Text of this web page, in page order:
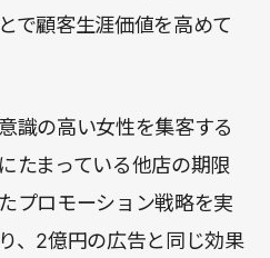
で顧客生涯価値を高めて
識の高い女性を集客する
たまっている他店の期限
プロモーション戦略を実
、2億円の広告と同じ効果